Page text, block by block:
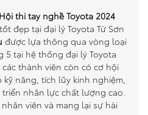
Hội thi tay nghề Toyota 2024
đẹp tại đại lý Toyota Từ Sơn
được lựa thông qua vòng loại
tại hệ thống đại lý Toyota
thành viên còn có cơ hội
năng, tích lũy kinh nghiệm,
nhân lực chất lượng cao.
viên và mang lại sự hài